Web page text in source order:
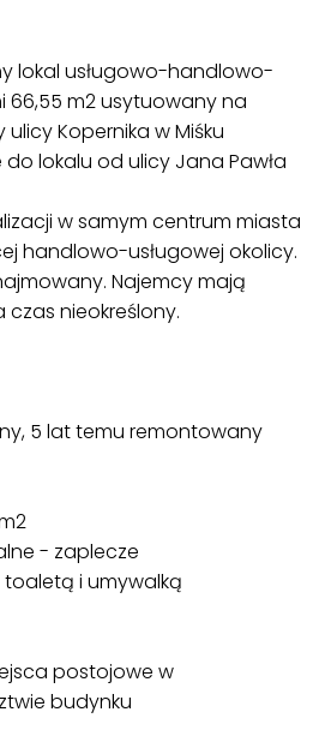
lokal usługowo-handlowo-
66,55 m2 usytuowany na
Kopernika w Miśku
lokalu od ulicy Jana Pawła
w samym centrum miasta
handlowo-usługowej okolicy.
Najemcy mają
nieokreślony.
5 lat temu remontowany
- zaplecze
toaletą i umywalką
postojowe w
budynku